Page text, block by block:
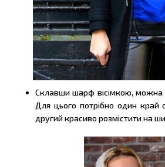
Склавши шарф вісімкою, можна
Для цього потрібно один край
другий красиво розмістити на